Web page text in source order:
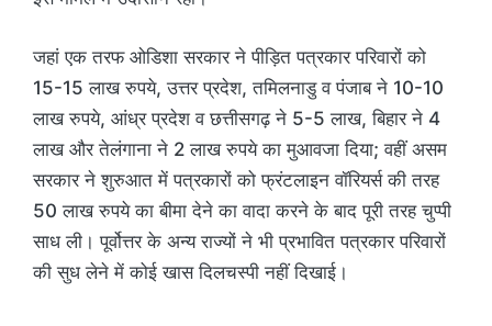
जहां एक तरफ ओडिशा सरकार ने पीड़ित पत्रकार परिवारों को
15-15 लाख रुपये, उत्तर प्रदेश, तमिलनाडु व पंजाब ने 10-10
लाख रुपये, आंध्र प्रदेश व छत्तीसगढ़ ने 5-5 लाख, बिहार ने 4
लाख और तेलंगाना ने 2 लाख रुपये का मुआवजा दिया; वहीं असम
सरकार ने शुरुआत में पत्रकारों को फ्रंटलाइन वॉरियर्स की तरह
50 लाख रुपये का बीमा देने का वादा करने के बाद पूरी तरह चुप्पी
साध ली। पूर्वोत्तर के अन्य राज्यों ने भी प्रभावित पत्रकार परिवारों
की सुध लेने में कोई खास दिलचस्पी नहीं दिखाई।